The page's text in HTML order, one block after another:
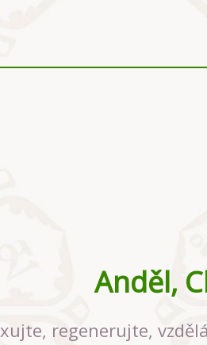
Anděl,
regenerujte,